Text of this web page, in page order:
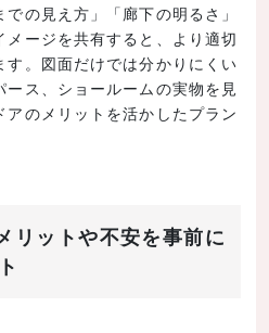
の見え方」「廊下の明るさ」
ージを共有すると、より適切
。図面だけでは分かりにくい
ス、ショールームの実物を見
のメリットを活かしたプラン
リットや不安を事前に